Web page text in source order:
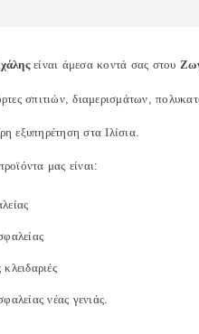
είναι άμεσα κοντά σας στου
σπιτιών, διαμερισμάτων,
εξυπηρέτηση στα Ιλίσια.
μας είναι:
νέας γενιάς.